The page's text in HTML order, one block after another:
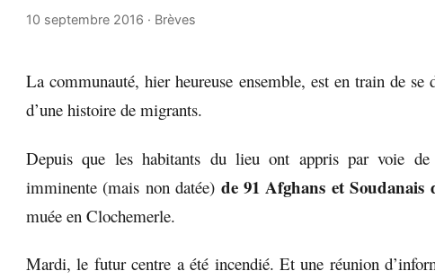
10 septembre 2016 · Brèves
La communauté, hier heureuse ensemble, est en train de se
d’une histoire de migrants.
Depuis que les habitants du lieu ont appris par voie de
imminente (mais non datée) de 91 Afghans et Soudanais
muée en Clochemerle.
Mardi, le futur centre a été incendié. Et une réunion